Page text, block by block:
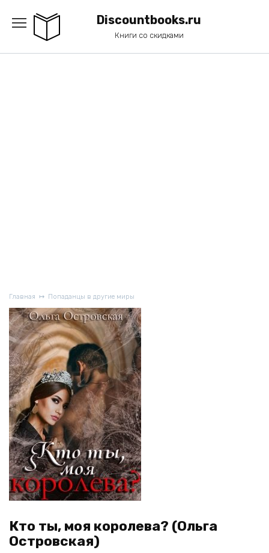
содержанию
Discountbooks.ru
Книги со скидками
Главная Попаданцы в другие миры
Кто ты, моя королева? (Ольга
Островская)